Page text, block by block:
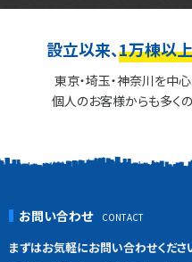
設立以来、1万棟以
東京・埼玉・神奈川を中
個人のお客様からも多く
お問い合わせ
まずはお気軽にお問い合わせくださ